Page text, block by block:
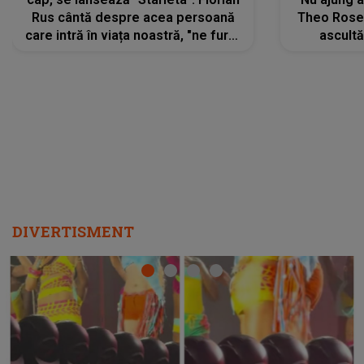
Rus cântă despre acea persoană
care intră în viața noastră, "ne fură"
Theo
DIVERTISMENT